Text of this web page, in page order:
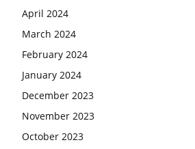
April 2024
March 2024
February 2024
January 2024
December 2023
November 2023
October 2023